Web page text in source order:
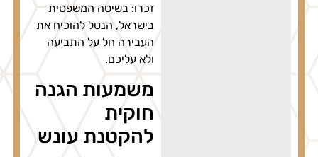
זכרו: בשיטה המשפטית
בישראל, הנטל להוכיח את
העבירה חל על התביעה
ולא עליכם.
משמעות הגנה
חוקית
להקטנת עונש